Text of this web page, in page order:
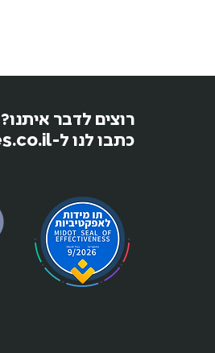
רוצים לדבר איתנו?
כתבו לנו ל-moked@15minutes.co.il